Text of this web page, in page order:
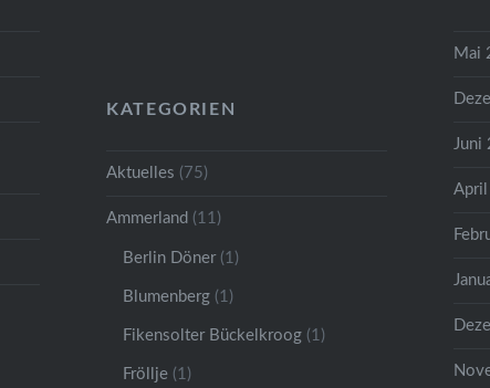
Mai
Juni
KATEGORIEN
Aktuelles (75)
Ammerland (11)
Berlin Döner(1)
Blumenberg (1)
Fikensolter Bückelkroog (1)
Fröllje (1)